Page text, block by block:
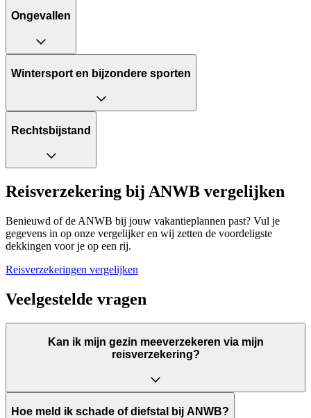
Ongevallen
Wintersport en bijzondere sporten
Rechtsbijstand
Reisverzekering bij ANWB vergelijken
Benieuwd of de ANWB bij jouw vakantieplannen past? Vul je
gegevens in op onze vergelijker en wij zetten de voordeligste
dekkingen voor je op een rij.
Reisverzekeringen vergelijken
Veelgestelde vragen
Kan ik mijn gezin meeverzekeren via mijn
reisverzekering?
Hoe meld ik schade of diefstal bij ANWB?